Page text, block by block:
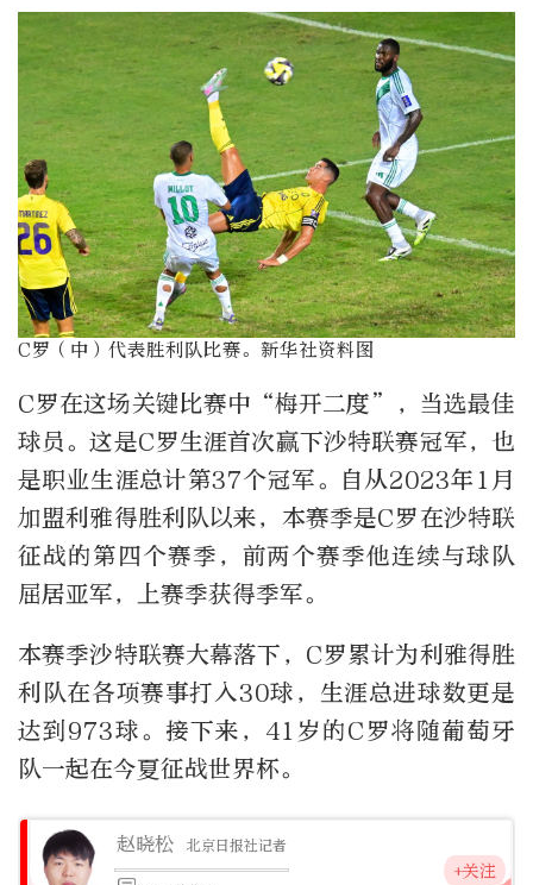
C罗（中）代表胜利队比赛。新华社资料图
C罗在这场关键比赛中“梅开二度”，当选最佳
球员。这是C罗生涯首次赢下沙特联赛冠军，也
是职业生涯总计第37个冠军。自从2023年1月
加盟利雅得胜利队以来，本赛季是C罗在沙特联
征战的第四个赛季，前两个赛季他连续与球队
屈居亚军，上赛季获得季军。
本赛季沙特联赛大幕落下，C罗累计为利雅得胜
利队在各项赛事打入30球，生涯总进球数更是
达到973球。接下来，41岁的C罗将随葡萄牙
队一起在今夏征战世界杯。
赵晓松 北京日报社记者
+关注